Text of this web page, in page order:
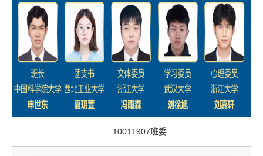
10011907班委